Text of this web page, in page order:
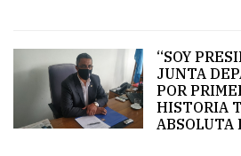
“SOY
JUNTA
POR
HISTORIA
ABSOLUTA